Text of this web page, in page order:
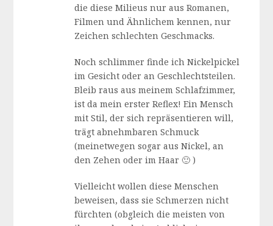
die diese Milieus nur aus Romanen,
Filmen und Ähnlichem kennen, nur
Zeichen schlechten Geschmacks.
Noch schlimmer finde ich Nickelpickel
im Gesicht oder an Geschlechtsteilen.
Bleib raus aus meinem Schlafzimmer,
ist da mein erster Reflex! Ein Mensch
mit Stil, der sich repräsentieren will,
trägt abnehmbaren Schmuck
(meinetwegen sogar aus Nickel, an
den Zehen oder im Haar 🙂 )
Vielleicht wollen diese Menschen
beweisen, dass sie Schmerzen nicht
fürchten (obgleich die meisten von